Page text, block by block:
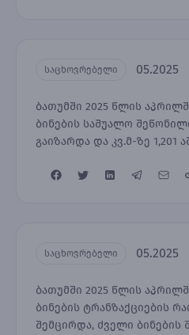
საცხოვრებელი 05.2025
ბათუმში 2025 წლის
ბინების საშუალო
გაიზარდა და კვ.მ-ზე 1,201
საცხოვრებელი 05.2025
ბათუმში 2025 წლის
ბინების ტრანზაქციების
შემცირდა, ძველი ბინების